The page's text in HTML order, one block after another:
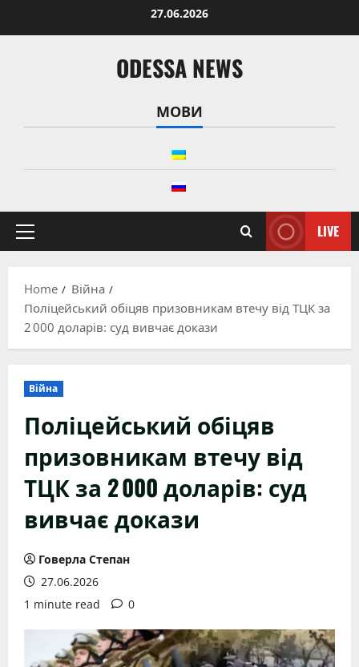
27.06.2026
ODESSA NEWS
МОВИ
Primary
LIVE
Home
Війна
Поліцейський обіцяв призовникам втечу від ТЦК за
2 000 доларів: суд вивчає докази
Війна
Поліцейський обіцяв
призовникам втечу від
ТЦК за 2 000 доларів: суд
вивчає докази
Говерла Степан
27.06.2026
1 minute read
0